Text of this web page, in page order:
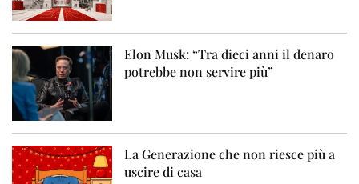
Elon Musk: “Tra dieci anni il denaro
potrebbe non servire più”
La Generazione che non riesce più a
uscire di casa